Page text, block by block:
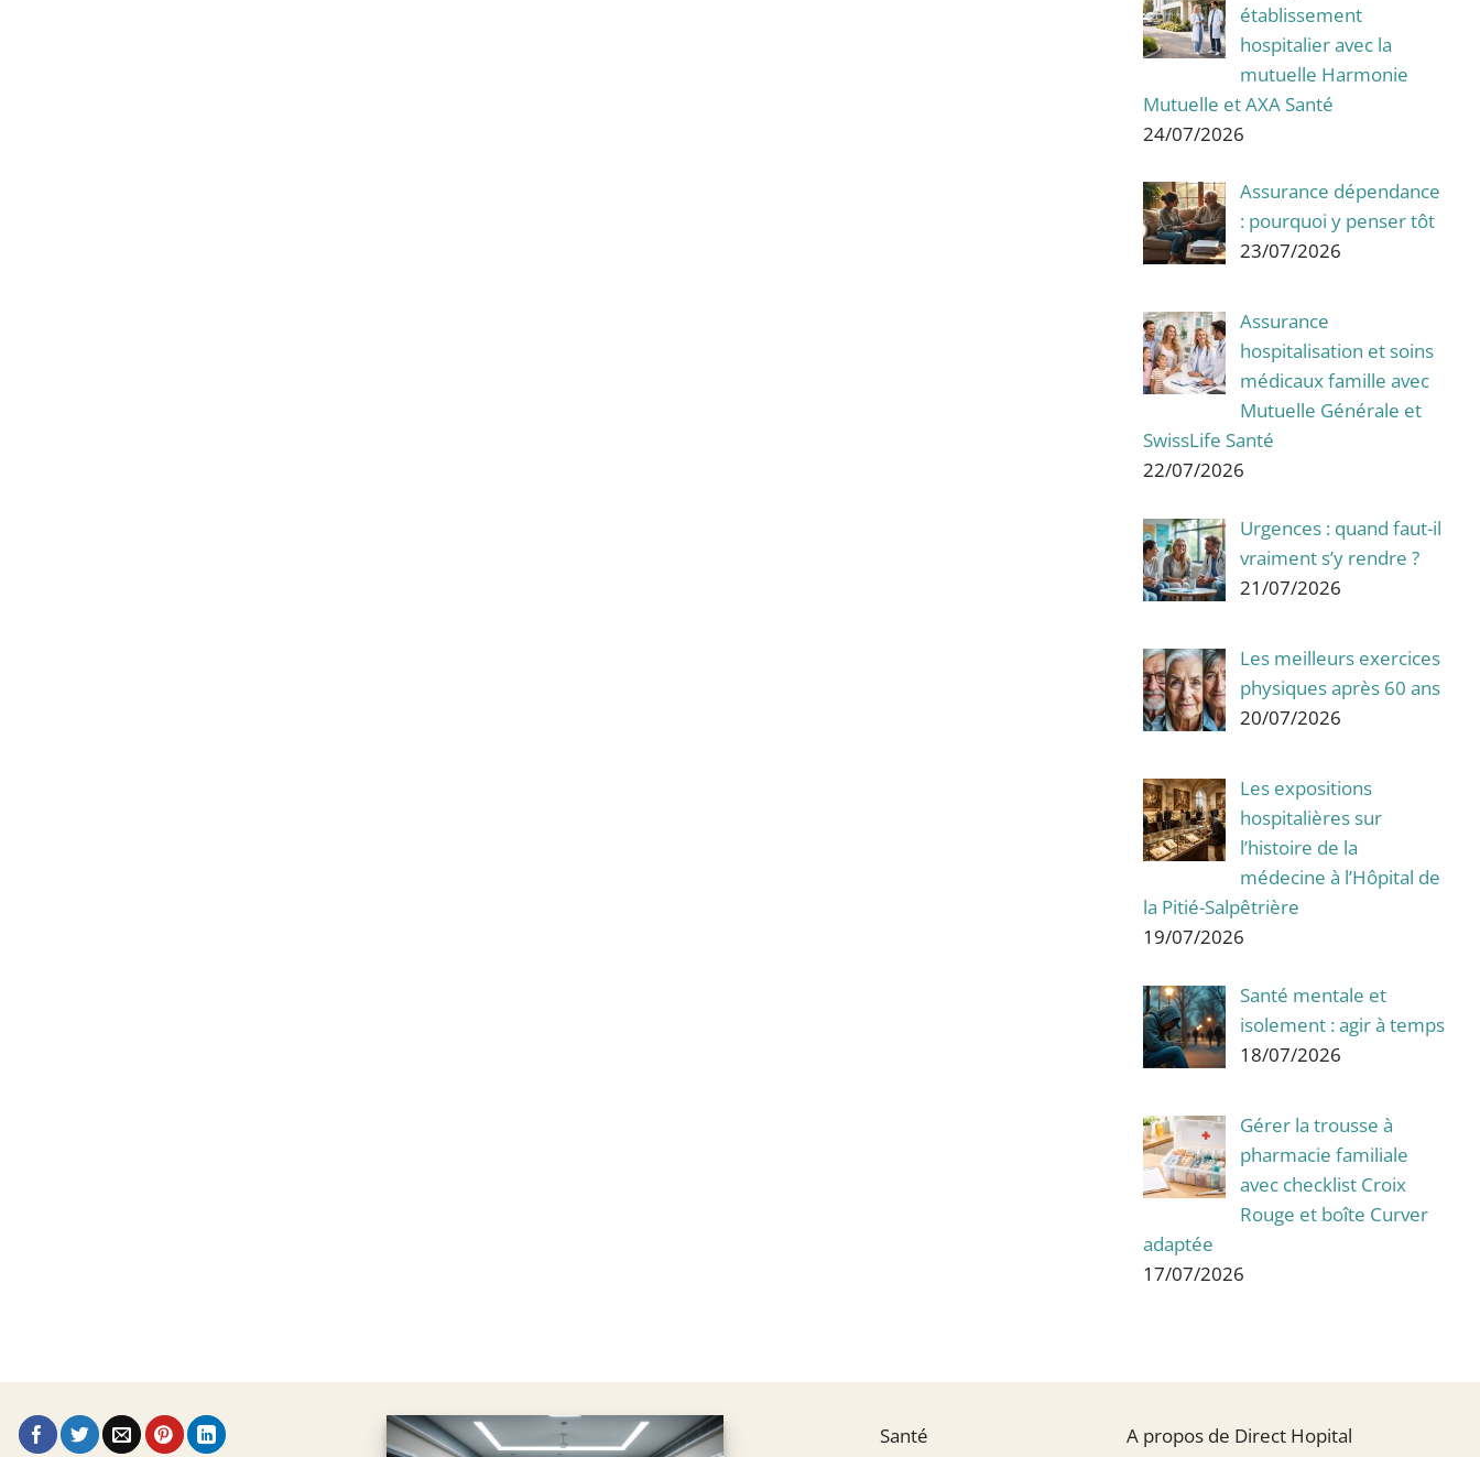
établissement
hospitalier avec la
mutuelle Harmonie
Mutuelle et AXA Santé
24/07/2026
Assurance dépendance
: pourquoi y penser tôt
23/07/2026
Assurance
hospitalisation et soins
médicaux famille avec
Mutuelle Générale et
SwissLife Santé
22/07/2026
Urgences : quand faut-il
vraiment s’y rendre ?
21/07/2026
Les meilleurs exercices
physiques après 60 ans
20/07/2026
Les expositions
hospitalières sur
l’histoire de la
médecine à l’Hôpital de
la Pitié-Salpêtrière
19/07/2026
Santé mentale et
isolement : agir à temps
18/07/2026
Gérer la trousse à
pharmacie familiale
avec checklist Croix
Rouge et boîte Curver
adaptée
17/07/2026
Santé A propos de Direct Hopital